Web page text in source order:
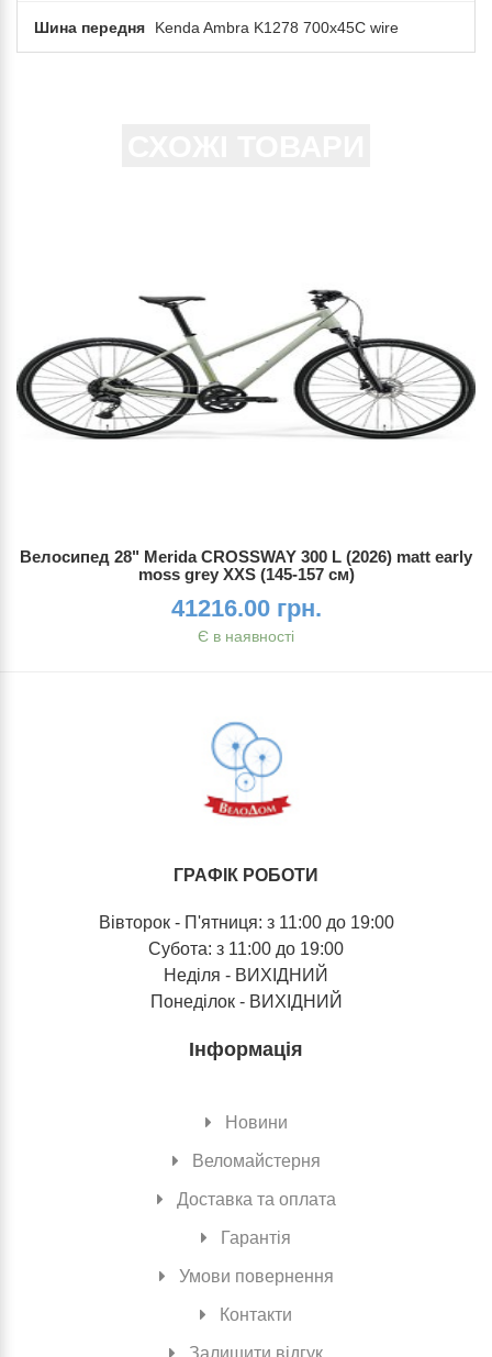
Шина передня Kenda Ambra K1278 700x45C wire
Велосипед 28" Merida CROSSWAY 300 L (2026) matt early
moss grey XXS (145-157 см)
41216.00 грн.
Є в наявності
ГРАФІК РОБОТИ
Вівторок - П'ятниця: з 11:00 до 19:00
Субота: з 11:00 до 19:00
Неділя - ВИХІДНИЙ
Понеділок - ВИХІДНИЙ
Інформація
Новини
Веломайстерня
Доставка та оплата
Гарантія
Умови повернення
Контакти